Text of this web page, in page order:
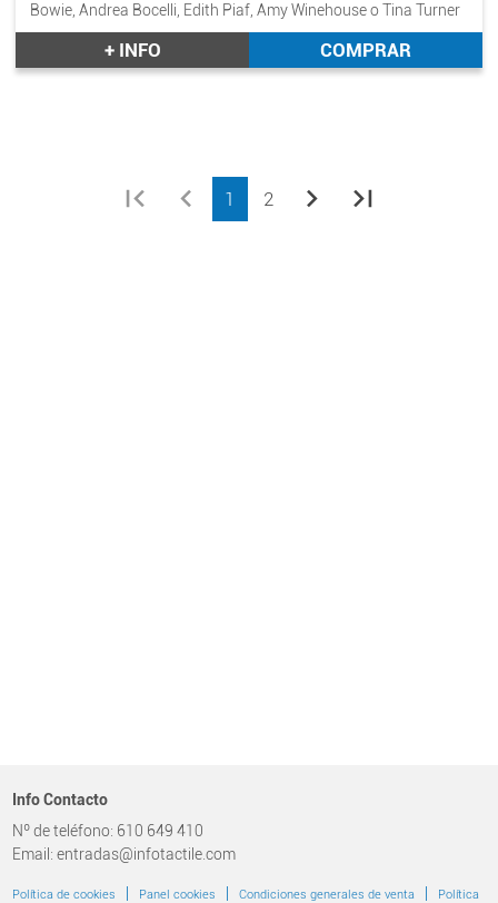
Bowie, Andrea Bocelli, Edith Piaf, Amy Winehouse o Tina Turner
entre otros, imitando las voces de los temas que forman parte
de su historia.+ INFO COMPRAR
first_page chevron_left 1 2 chevron_right last_page
Info Contacto
Nº de teléfono: 610 649 410
Email: entradas@infotactile.com
Política de cookies Panel cookies Condiciones generales de venta Política